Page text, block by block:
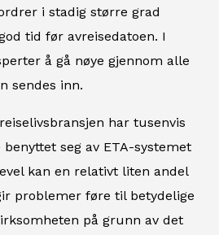
i stadig større grad
tid før avreisedatoen. I
å gå nøye gjennom alle
sendes inn.
har tusenvis
seg av ETA-systemet
kan en relativt liten andel
problemer føre til betydelige
på grunn av det